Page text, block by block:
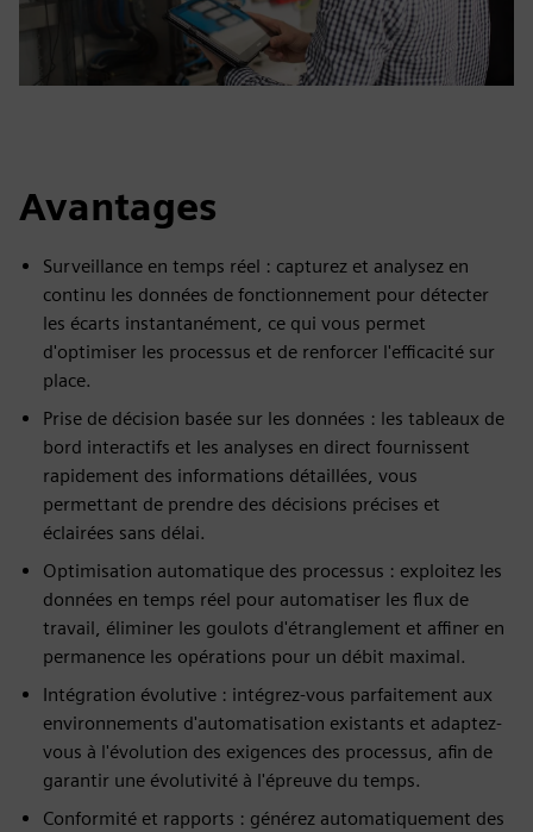
Avantages
Surveillance en temps réel : capturez et analysez en
continu les données de fonctionnement pour détecter
les écarts instantanément, ce qui vous permet
d'optimiser les processus et de renforcer l'efficacité sur
place.
Prise de décision basée sur les données : les tableaux de
bord interactifs et les analyses en direct fournissent
rapidement des informations détaillées, vous
permettant de prendre des décisions précises et
éclairées sans délai.
Optimisation automatique des processus : exploitez les
données en temps réel pour automatiser les flux de
travail, éliminer les goulots d'étranglement et affiner en
permanence les opérations pour un débit maximal.
Intégration évolutive : intégrez-vous parfaitement aux
environnements d'automatisation existants et adaptez-
vous à l'évolution des exigences des processus, afin de
garantir une évolutivité à l'épreuve du temps.
Conformité et rapports : générez automatiquement des